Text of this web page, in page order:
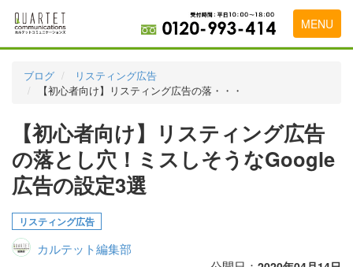
MENU
料金表
実績・お客様の声
初めて導入をお考えの方
代理店の乗り換えをお考えの方
広告代理店・HP制作会社様へ
お申し込みから運用開始までの流れ
ブログ
リスティング広告
【初心者向け】リスティング広告の落・・・
【初心者向け】リスティング広告
の落とし穴！ミスしそうなGoogle
広告の設定3選
リスティング広告
カルテット編集部